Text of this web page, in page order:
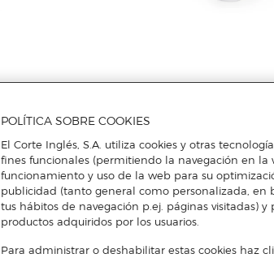
POLÍTICA SOBRE COOKIES
El Corte Inglés, S.A. utiliza cookies y otras
fines funcionales (permitiendo la navegación en la
funcionamiento y uso de la web para su
publicidad (tanto general como personalizada, en
tus hábitos de navegación p.ej. páginas visitadas)
productos adquiridos por los usuarios.
Para administrar o deshabilitar estas cookies haz